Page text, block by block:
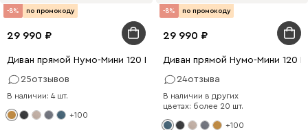
-8% по промокоду
29 990
Диван прямой Нумо-Мини 120 Рогожка Желтый
25отзывов
В наличии: 4 шт.
+100
-8% по промокоду
29 990
Диван прямой Нумо-Мини 120
24отзыва
В наличии в других
цветах: более 20 шт.
+100